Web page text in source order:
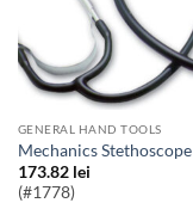
GENERAL HAND TOOLS
Mechanics Stethoscope
173.82 lei
(#1778)